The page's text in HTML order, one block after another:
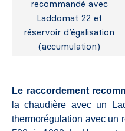
recommandé avec
Laddomat 22 et
réservoir d’égalisation
(accumulation)
Le raccordement
la chaudière avec un
thermorégulation avec un